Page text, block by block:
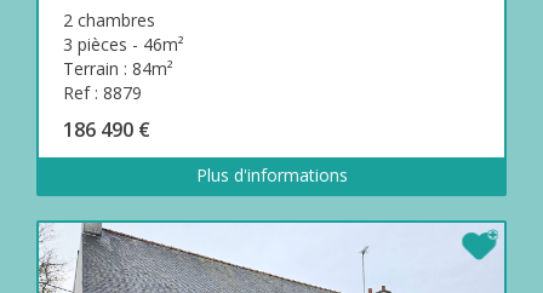
2 chambres
3 pièces - 46m²
Terrain : 84m²
Ref : 8879
186 490 €
Plus d'informations